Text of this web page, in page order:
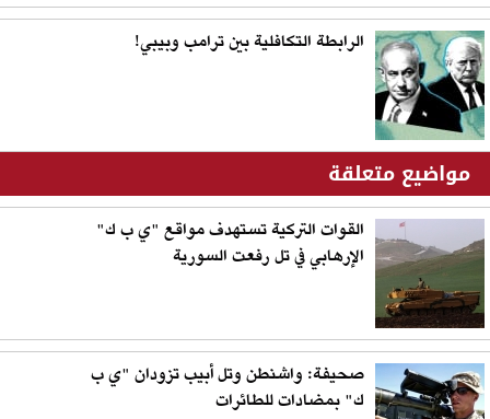
الرابطة التكافلية بين ترامب وبيبي!
مواضيع متعلقة
القوات التركية تستهدف مواقع "ي ب ك"
الإرهابي في تل رفعت السورية
صحيفة: واشنطن وتل أبيب تزودان "ي ب
ك" بمضادات للطائرات